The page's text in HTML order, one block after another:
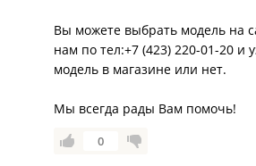
Вы можете выбрать модель на
нам по тел:+7 (423) 220-01-20 и
модель в магазине или нет.
Мы всегда рады Вам помочь!
0